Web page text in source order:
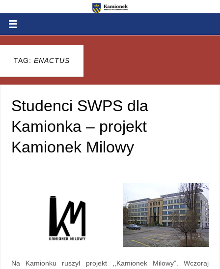
TAG: ENACTUS
Studenci SWPS dla
Kamionka – projekt
Kamionek Milowy
Na Kamionku ruszył projekt ,,Kamionek Milowy”. Wczoraj